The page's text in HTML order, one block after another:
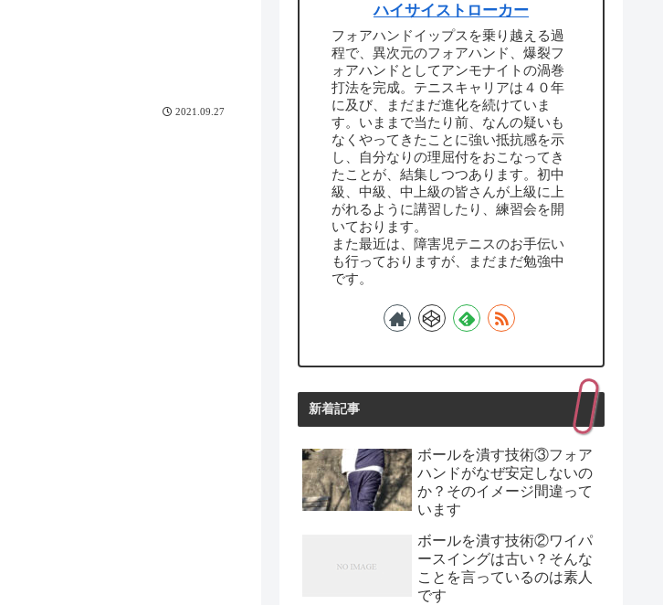
2021.09.27
ハイサイストローカー
フォアハンドイップスを乗り越える過
程で、異次元のフォアハンド、爆裂フ
ォアハンドとしてアンモナイトの渦巻
打法を完成。テニスキャリアは４０年
に及び、まだまだ進化を続けていま
す。いままで当たり前、なんの疑いも
なくやってきたことに強い抵抗感を示
し、自分なりの理屈付をおこなってき
たことが、結集しつつあります。初中
級、中級、中上級の皆さんが上級に上
がれるように講習したり、練習会を開
いております。
また最近は、障害児テニスのお手伝い
も行っておりますが、まだまだ勉強中
です。
新着記事
ボールを潰す技術③フォア
ハンドがなぜ安定しないの
か？そのイメージ間違って
います
ボールを潰す技術②ワイパ
ースイングは古い？そんな
ことを言っているのは素人
です